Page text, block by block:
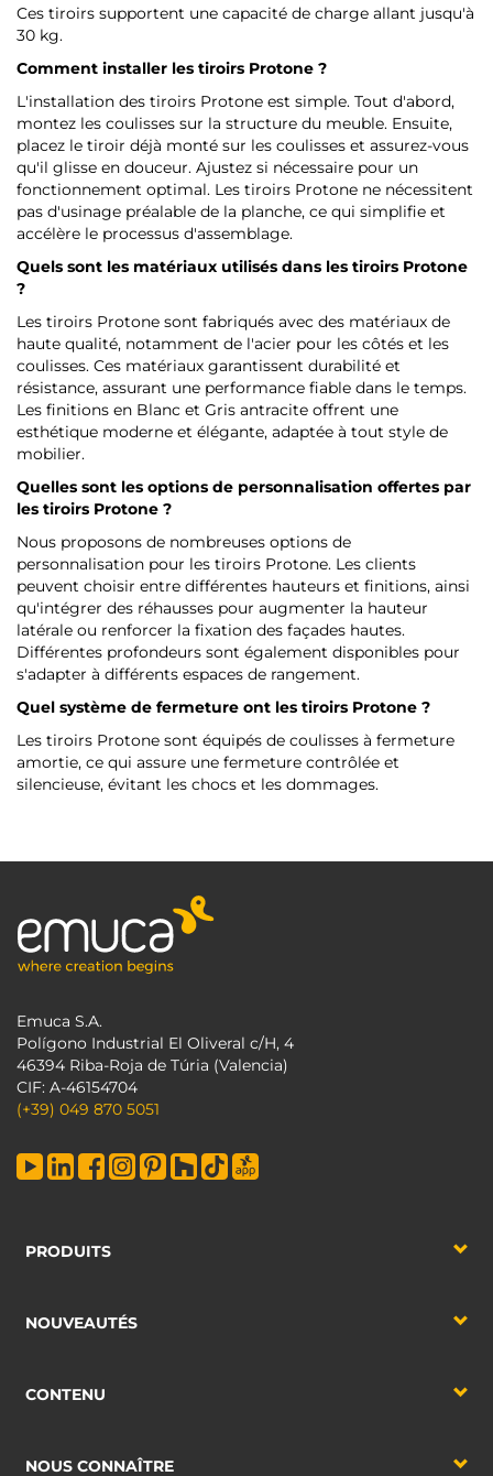
Ces tiroirs supportent une capacité de charge allant jusqu'à
30 kg.
Comment installer les tiroirs Protone ?
L'installation des tiroirs Protone est simple. Tout d'abord,
montez les coulisses sur la structure du meuble. Ensuite,
placez le tiroir déjà monté sur les coulisses et assurez-vous
qu'il glisse en douceur. Ajustez si nécessaire pour un
fonctionnement optimal. Les tiroirs Protone ne nécessitent
pas d'usinage préalable de la planche, ce qui simplifie et
accélère le processus d'assemblage.
Quels sont les matériaux utilisés dans les tiroirs Protone
?
Les tiroirs Protone sont fabriqués avec des matériaux de
haute qualité, notamment de l'acier pour les côtés et les
coulisses. Ces matériaux garantissent durabilité et
résistance, assurant une performance fiable dans le temps.
Les finitions en Blanc et Gris antracite offrent une
esthétique moderne et élégante, adaptée à tout style de
mobilier.
Quelles sont les options de personnalisation offertes par
les tiroirs Protone ?
Nous proposons de nombreuses options de
personnalisation pour les tiroirs Protone. Les clients
peuvent choisir entre différentes hauteurs et finitions, ainsi
qu'intégrer des réhausses pour augmenter la hauteur
latérale ou renforcer la fixation des façades hautes.
Différentes profondeurs sont également disponibles pour
s'adapter à différents espaces de rangement.
Quel système de fermeture ont les tiroirs Protone ?
Les tiroirs Protone sont équipés de coulisses à fermeture
amortie, ce qui assure une fermeture contrôlée et
silencieuse, évitant les chocs et les dommages.
Emuca S.A.
Polígono Industrial El Oliveral c/H, 4
46394 Riba-Roja de Túria (Valencia)
CIF: A-46154704
(+39) 049 870 5051
PRODUITS
NOUVEAUTÉS
CONTENU
NOUS CONNAÎTRE